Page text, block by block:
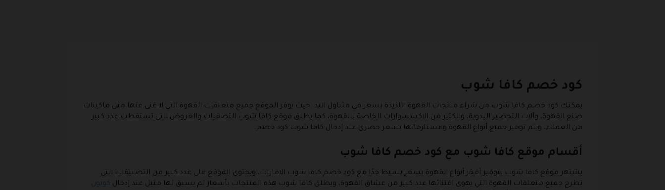
كود خصم كافا شوب
يمكنك كود خصم كافا شوب من شراء منتجات القهوة اللذيذة بسعر في متناول اليد، حيث يوفر الموقع جميع متعلقات القهوة التي لا غنى عنها مثل ماكينات
صنع القهوة، وآلات التحضير اليدوية، والكثير من الاكسسوارات الخاصة بالقهوة، كما يطلق موقع كافا شوب التصفيات والعروض التي تستقطب عدد كبير
من العملاء، ويتم توفير جميع أنواع القهوة ومستلزماتها بسعر حصري عند إدخال كافا شوب كود خصم.
أقسام موقع كافا شوب مع كود خصم كافا شوب
يشتهر موقع كافا شوب بتوفير أفخر أنواع القهوة بسعر بسيط جدًا مع كود خصم كافا شوب الامارات، ويحتوي الموقع على عدد كبير من التصنيفات التي
تطرح جميع متعلقات القهوة التي يهوى اقتنائها عدد كبير من عشاق القهوة، ويطلق كافا شوب هذه المنتجات بأسعار لم يسبق لها مثيل عند إدخال كوبون